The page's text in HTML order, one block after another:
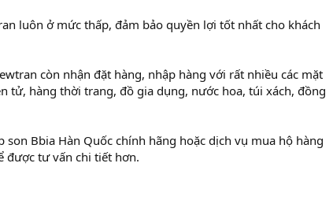
luôn ở mức thấp, đảm bảo quyền lợi tốt nhất cho khách
còn nhận đặt hàng, nhập hàng với rất nhiều các mặt
tử, hàng thời trang, đồ gia dụng, nước hoa, túi xách, đồng
son Bbia Hàn Quốc chính hãng hoặc dịch vụ mua hộ hàng
được tư vấn chi tiết hơn.